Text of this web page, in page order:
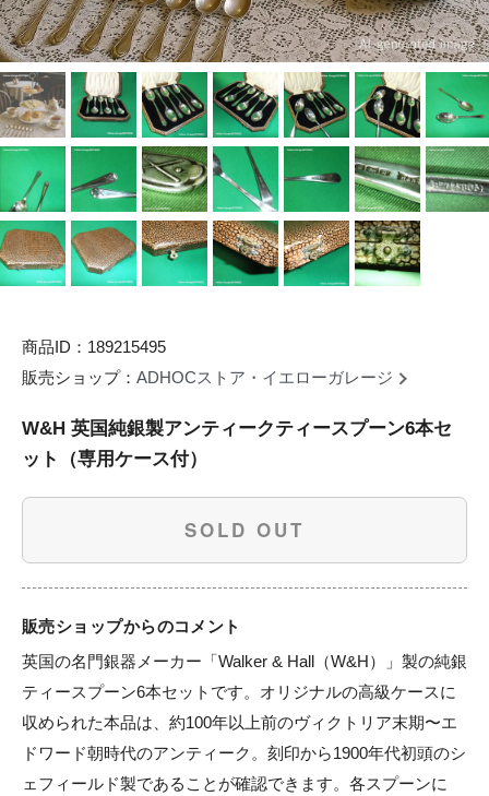
商品ID：189215495
販売ショップ： ADHOCストア・イエローガレージ
W&H 英国純銀製アンティークティースプーン6本セ
ット（専用ケース付）
SOLD OUT
販売ショップからのコメント
英国の名門銀器メーカー「Walker & Hall（W&H）」製の純銀
ティースプーン6本セットです。オリジナルの高級ケースに
収められた本品は、約100年以上前のヴィクトリア末期〜エ
ドワード朝時代のアンティーク。刻印から1900年代初頭のシ
ェフィールド製であることが確認できます。各スプーンに